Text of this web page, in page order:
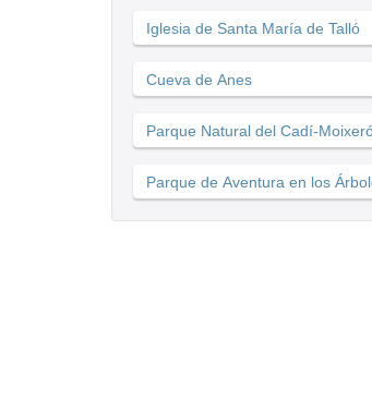
Iglesia de Santa María de Talló
Cueva de Anes
Parque Natural del Cadí-
Parque de Aventura en los